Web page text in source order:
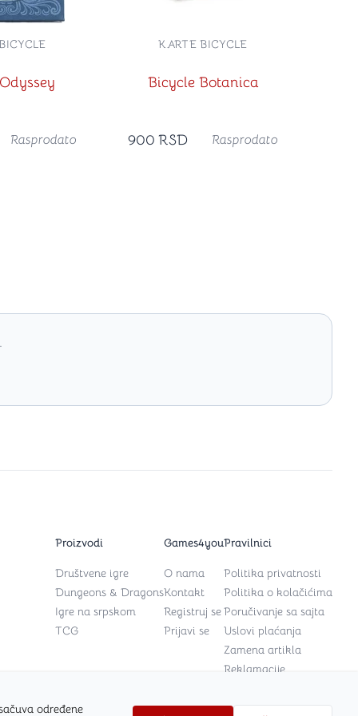
određene
Rasprodato
Bicycle Botanica
KARTE BICYCLE
900 RSD Rasprodato
Proizvodi
Društvene igre
Dungeons & Dragons
Igre na srpskom
TCG
Games4you
O nama
Kontakt
Registruj se
Prijavi se
Pravilnici
Politika privatnosti
Politika o kolačićima
Poručivanje sa sajta
Uslovi plaćanja
Zamena artikla
Reklamacije